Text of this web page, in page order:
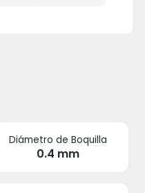
Diámetro de Boquilla
0.4 mm